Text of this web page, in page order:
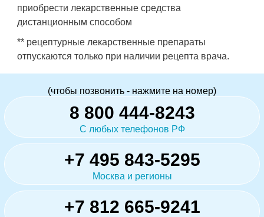
приобрести лекарственные средства
дистанционным способом
** рецептурные лекарственные препараты
отпускаются только при наличии рецепта врача.
(чтобы позвонить - нажмите на номер)
8 800 444-8243
С любых телефонов РФ
+7 495 843-5295
Москва и регионы
+7 812 665-9241